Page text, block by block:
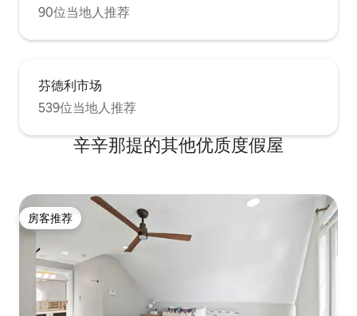
90位当地人推荐
芬德利市场
539位当地人推荐
辛辛那提的其他优质度假屋
房客推荐
房客推荐